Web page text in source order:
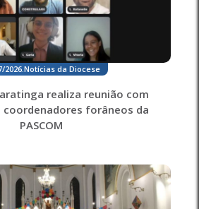
2026. Notícias da Diocese
realiza reunião com
coordenadores forâneos da
PASCOM